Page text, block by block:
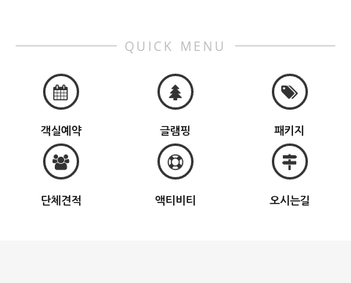
QUICK MENU
객실예약 글램핑 패키지
단체견적 액티비티 오시는길